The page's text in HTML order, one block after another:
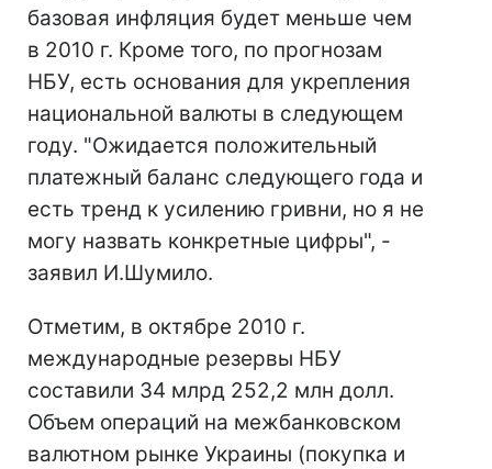
базовая инфляция будет меньше чем
в 2010 г. Кроме того, по прогнозам
НБУ, есть основания для укрепления
национальной валюты в следующем
году. "Ожидается положительный
платежный баланс следующего года и
есть тренд к усилению гривни, но я не
могу назвать конкретные цифры", -
заявил И.Шумило.
Отметим, в октябре 2010 г.
международные резервы НБУ
составили 34 млрд 252,2 млн долл.
Объем операций на межбанковском
валютном рынке Украины (покупка и